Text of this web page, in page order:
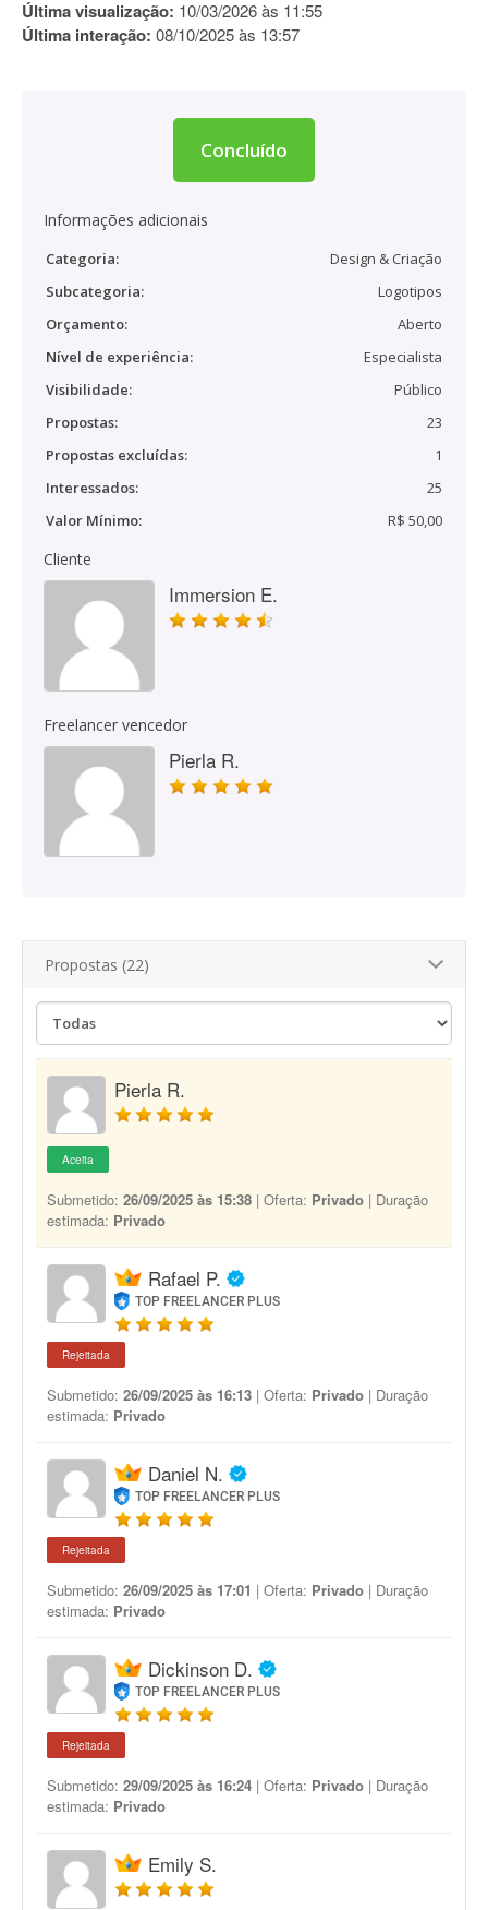
Última visualização: 10/03/2026 às 11:55
Última interação: 08/10/2025 às 13:57
Concluído
Informações adicionais
Categoria:
Design & Criação
Subcategoria:
Logotipos
Orçamento:
Aberto
Nível de experiência:
Especialista
Visibilidade:
Público
Propostas:
23
Propostas excluídas:
1
Interessados:
25
Valor Mínimo:
R$ 50,00
Cliente
Immersion E.
Freelancer vencedor
Pierla R.
Propostas (22)
Pierla R.
Aceita
Submetido: 26/09/2025 às 15:38 | Oferta: Privado | Duração
estimada: Privado
Rafael P.
TOP FREELANCER PLUS
Rejeitada
Submetido: 26/09/2025 às 16:13 | Oferta: Privado | Duração
estimada: Privado
Daniel N.
TOP FREELANCER PLUS
Rejeitada
Submetido: 26/09/2025 às 17:01 | Oferta: Privado | Duração
estimada: Privado
Dickinson D.
TOP FREELANCER PLUS
Rejeitada
Submetido: 29/09/2025 às 16:24 | Oferta: Privado | Duração
estimada: Privado
Emily S.